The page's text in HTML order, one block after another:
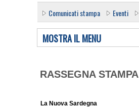
Comunicati stampa Eventi
MOSTRA IL MENU
RASSEGNA STAMPA
La Nuova Sardegna